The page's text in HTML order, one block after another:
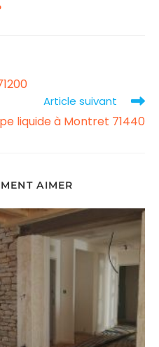
Article suivant
liquide à Montret 71440
AIMER